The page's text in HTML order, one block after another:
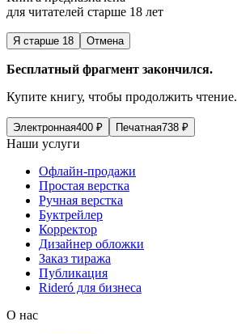
для читателей старше 18 лет
Я старше 18 Отмена
Бесплатный фрагмент закончился.
Купите книгу, чтобы продолжить чтение.
Электронная400 ₽ Печатная738 ₽
Наши услуги
Офлайн-продажи
Простая верстка
Ручная верстка
Буктрейлер
Корректор
Дизайнер обложки
Заказ тиража
Публикация
Rideró для бизнеса
О нас